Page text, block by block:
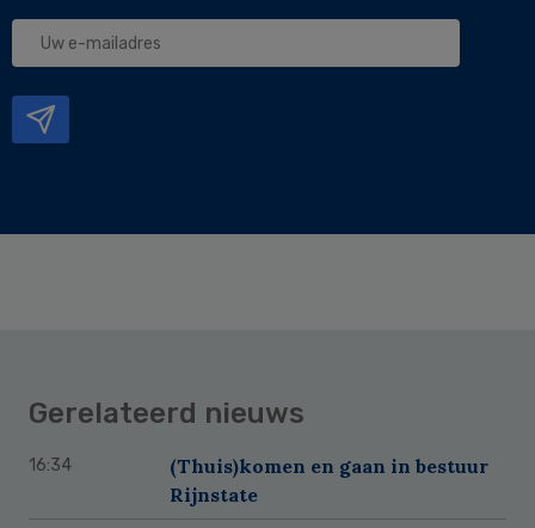
Uw
Gerelateerd nieuws
16:34
(Thuis)komen en gaan in bestuur
Rijnstate